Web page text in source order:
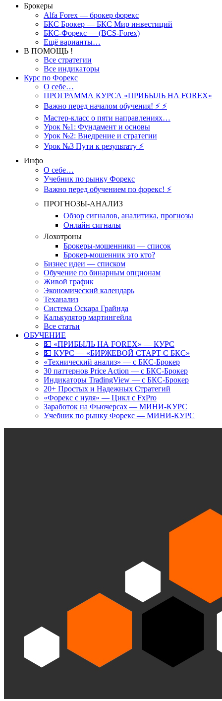
Брокеры
Alfa Forex — брокер форекс
БКС Брокер — БКС Мир инвестиций
БКС-Форекс — (BCS-Forex)
Ещё варианты…
В ПОМОЩЬ !
Все стратегии
Все индикаторы
Курс по Форекс
О себе…
ПРОГРАММА КУРСА «ПРИБЫЛЬ НА FOREX»
Важно перед началом обучения! ⚡ ⚡
Мастер-класс о пяти направлениях…
Урок №1: Фундамент и основы
Урок №2: Внедрение и стратегии
Урок №3 Пути к результату ⚡️
Инфо
О себе…
Учебник по рынку Форекс
Важно перед обучением по форекс! ⚡
ПРОГНОЗЫ-АНАЛИЗ
Обзор сигналов, аналитика, прогнозы
Онлайн сигналы
Лохотроны
Брокеры-мошенники — список
Брокер-мошенник это кто?
Бизнес идеи — списком
Обучение по бинарным опционам
Живой график
Экономический календарь
Теханализ
Система Оскара Грайнда
Калькулятор мартингейла
Все статьи
ОБУЧЕНИЕ
💵 «ПРИБЫЛЬ НА FOREX» — КУРС
💵 КУРС — «БИРЖЕВОЙ СТАРТ С БКС»
«Технический анализ» — с БКС-Брокер
30 паттернов Price Action — с БКС-Брокер
Индикаторы TradingView — с БКС-Брокер
20+ Простых и Надежных Стратегий
«Форекс с нуля» — Цикл с FxPro
Заработок на Фьючерсах — МИНИ-КУРС
Учебник по рынку Форекс — МИНИ-КУРС